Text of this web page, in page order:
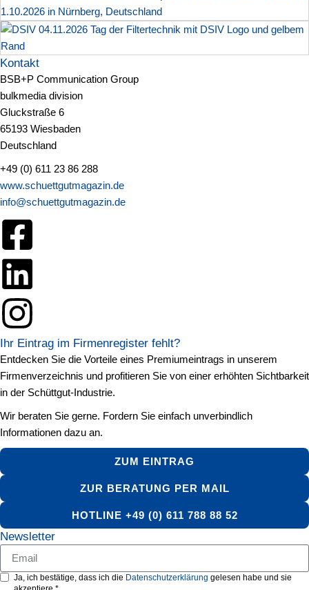
Kontakt
BSB+P Communication Group
bulkmedia division
Gluckstraße 6
65193 Wiesbaden
Deutschland
+49 (0) 611 23 86 288
www.schuettgutmagazin.de
info@schuettgutmagazin.de
Ihr Eintrag im Firmenregister fehlt?
Entdecken Sie die Vorteile eines Premiumeintrags in unserem
Firmenverzeichnis und profitieren Sie von einer erhöhten Sichtbarkeit
in der Schüttgut-Industrie.
Wir beraten Sie gerne. Fordern Sie einfach unverbindlich
Informationen dazu an.
ZUM EINTRAG
ZUR BERATUNG PER MAIL
HOTLINE +49 (0) 611 788 88 52
Newsletter
Ja, ich bestätige, dass ich die Datenschutzerklärung gelesen habe und sie